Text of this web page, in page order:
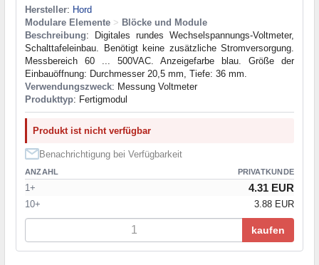
Hersteller: Hord
Modulare Elemente > Blöcke und Module
Beschreibung: Digitales rundes Wechselspannungs-Voltmeter,
Schalttafeleinbau. Benötigt keine zusätzliche Stromversorgung.
Messbereich 60 ... 500VAC. Anzeigefarbe blau. Größe der
Einbauöffnung: Durchmesser 20,5 mm, Tiefe: 36 mm.
Verwendungszweck: Messung Voltmeter
Produkttyp: Fertigmodul
Produkt ist nicht verfügbar
Benachrichtigung bei Verfügbarkeit
ANZAHL PRIVATKUNDE
1+ 4.31 EUR
10+ 3.88 EUR
kaufen